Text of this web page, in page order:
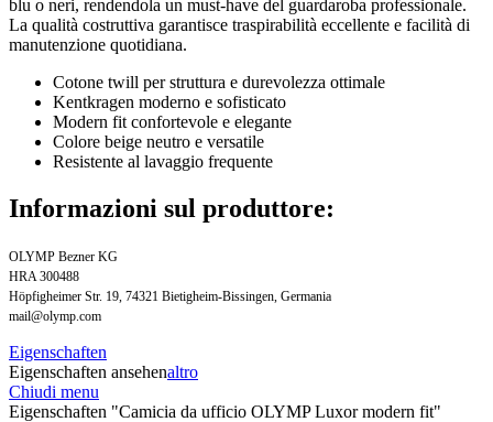
blu o neri, rendendola un must-have del guardaroba professionale.
La qualità costruttiva garantisce traspirabilità eccellente e facilità di
manutenzione quotidiana.
Cotone twill per struttura e durevolezza ottimale
Kentkragen moderno e sofisticato
Modern fit confortevole e elegante
Colore beige neutro e versatile
Resistente al lavaggio frequente
Informazioni sul produttore:
OLYMP Bezner KG
HRA 300488
Höpfigheimer Str. 19, 74321 Bietigheim-Bissingen, Germania
mail@olymp.com
Eigenschaften
Eigenschaften ansehenaltro
Chiudi menu
Eigenschaften "Camicia da ufficio OLYMP Luxor modern fit"